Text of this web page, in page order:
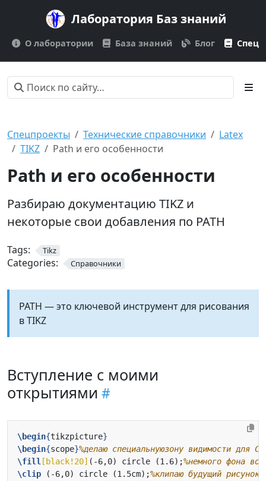
Лаборатория Баз знаний
О лаборатории База знаний Блог
Спецпроекты Технические справочники
Latex
TIKZ
Path и его особенности
Path и его особенности
Разбираю документацию TIKZ и
некоторые свои добавления по PATH
Tags: Tikz
Categories: Справочники
PATH — это ключевой инструмент для рисования
в TIKZ
Вступление с моими
открытиями
\begin{tikzpicture}
\begin{scope}
\fill [black!20] (-6,0) circle (1.6);
\clip (-6,0) circle (1.5cm);